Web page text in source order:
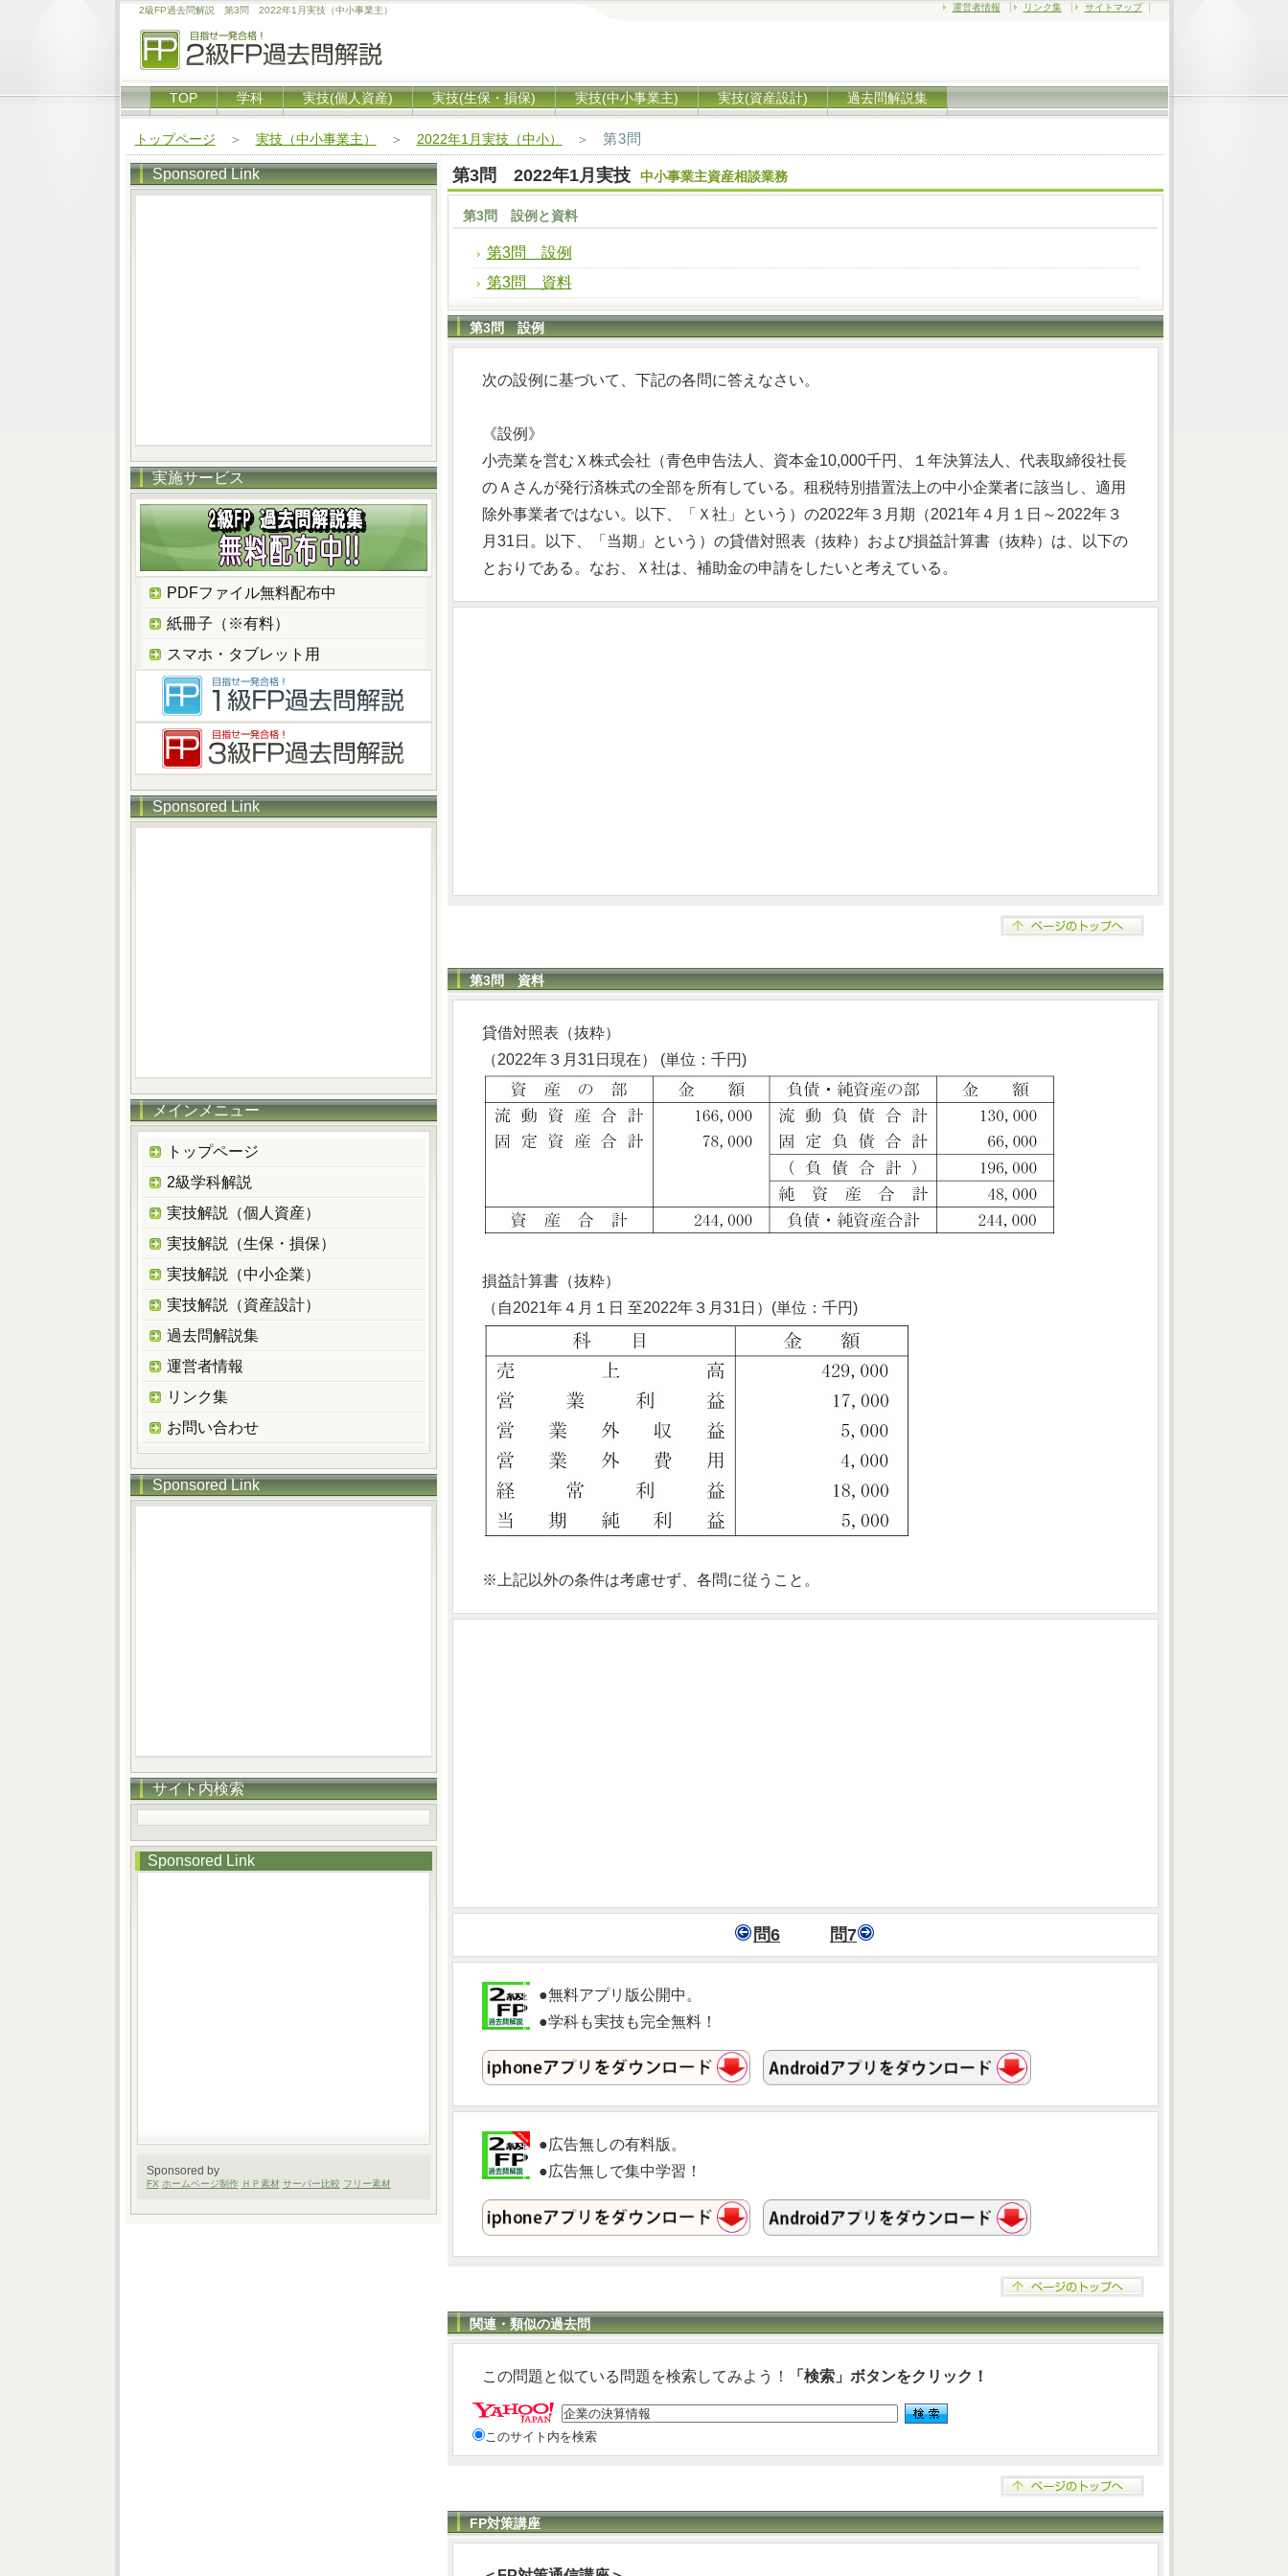
2級FP過去問解説 第3問 2022年1月実技（中小事業主） 運営者情報 リンク集 サイトマップ
TOP 学科 実技(個人資産) 実技(生保・損保) 実技(中小事業主) 実技(資産設計) 過去問解説集
トップページ ＞ 実技（中小事業主） ＞ 2022年1月実技（中小） ＞ 第3問
第3問 2022年1月実技 中小事業主資産相談業務
第3問 設例と資料
第3問 設例
第3問 資料
第3問 設例
次の設例に基づいて、下記の各問に答えなさい。
《設例》
小売業を営むＸ株式会社（青色申告法人、資本金10,000千円、１年決算法人、代表取締役社長
のＡさんが発行済株式の全部を所有している。租税特別措置法上の中小企業者に該当し、適用
除外事業者ではない。以下、「Ｘ社」という）の2022年３月期（2021年４月１日～2022年３
月31日。以下、「当期」という）の貸借対照表（抜粋）および損益計算書（抜粋）は、以下の
とおりである。なお、Ｘ社は、補助金の申請をしたいと考えている。
第3問 資料
貸借対照表（抜粋）
（2022年３月31日現在） (単位：千円)
損益計算書（抜粋）
（自2021年４月１日 至2022年３月31日）(単位：千円)
※上記以外の条件は考慮せず、各問に従うこと。
問6 問7
●無料アプリ版公開中。
●学科も実技も完全無料！
●広告無しの有料版。
●広告無しで集中学習！
関連・類似の過去問
この問題と似ている問題を検索してみよう！ 「検索」ボタンをクリック！
このサイト内を検索
FP対策講座
Sponsored Link
実施サービス
PDFファイル無料配布中
紙冊子（※有料）
スマホ・タブレット用
Sponsored Link
メインメニュー
トップページ
2級学科解説
実技解説（個人資産）
実技解説（生保・損保）
実技解説（中小企業）
実技解説（資産設計）
過去問解説集
運営者情報
リンク集
お問い合わせ
Sponsored Link
サイト内検索
Sponsored Link
Sponsored by
FX ホームページ制作 ＨＰ素材 サーバー比較 フリー素材